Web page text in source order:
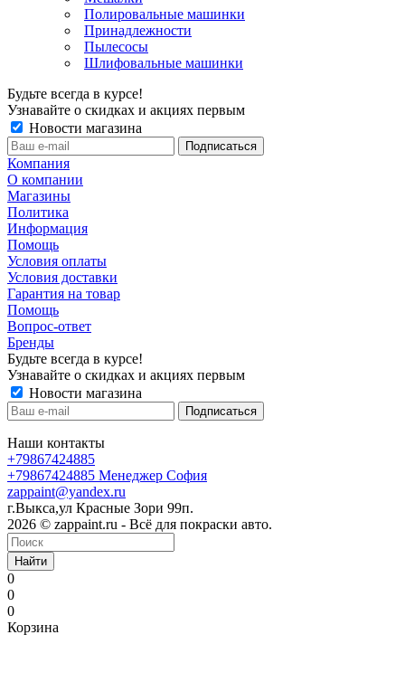
Полировальные машинки
Принадлежности
Пылесосы
Шлифовальные машинки
Будьте всегда в курсе!
Узнавайте о скидках и акциях первым
Новости магазина
Компания
О компании
Магазины
Политика
Информация
Помощь
Условия оплаты
Условия доставки
Гарантия на товар
Помощь
Вопрос-ответ
Бренды
Будьте всегда в курсе!
Узнавайте о скидках и акциях первым
Новости магазина
Наши контакты
+79867424885
+79867424885 Менеджер София
zappaint@yandex.ru
г.Выкса,ул Красные Зори 99п.
2026 © zappaint.ru - Всё для покраски авто.
Найти
0
0
0
Корзина